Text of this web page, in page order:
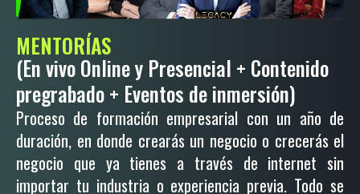
MENTORÍAS
(En vivo Online y Presencial + Contenido
pregrabado + Eventos de inmersión)
Proceso de formación empresarial con un año de
duración, en donde crearás un negocio o crecerás el
negocio que ya tienes a través de internet sin
importar tu industria o experiencia previa. Todo se